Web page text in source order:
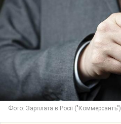
Фото: Зарплата в Росії ("Коммерсантъ")